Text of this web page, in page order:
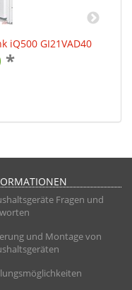
iQ500 GI21VAD40
*
Fragen und
und Montage von